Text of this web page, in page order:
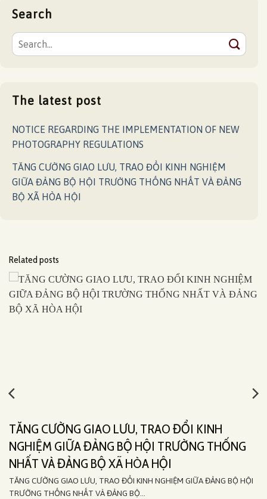
Search
The latest post
NOTICE REGARDING THE IMPLEMENTATION OF NEW
PHOTOGRAPHY REGULATIONS
TĂNG CƯỜNG GIAO LƯU, TRAO ĐỔI KINH NGHIỆM
GIỮA ĐẢNG BỘ HỘI TRƯỜNG THỐNG NHẤT VÀ ĐẢNG
BỘ XÃ HÒA HỘI
Related posts
TĂNG CƯỜNG GIAO LƯU, TRAO ĐỔI KINH
NGHIỆM GIỮA ĐẢNG BỘ HỘI TRƯỜNG THỐNG
NHẤT VÀ ĐẢNG BỘ XÃ HÒA HỘI
TĂNG CƯỜNG GIAO LƯU, TRAO ĐỔI KINH NGHIỆM GIỮA ĐẢNG BỘ HỘI
TRƯỜNG THỐNG NHẤT VÀ ĐẢNG BỘ...